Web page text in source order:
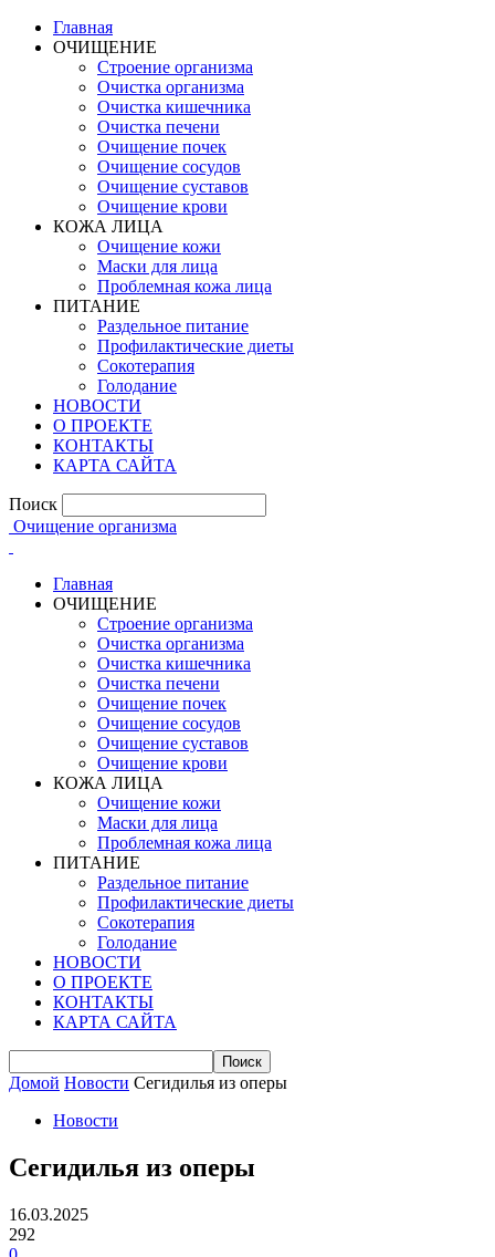
Главная
ОЧИЩЕНИЕ
Строение организма
Очистка организма
Очистка кишечника
Очистка печени
Очищение почек
Очищение сосудов
Очищение суставов
Очищение крови
КОЖА ЛИЦА
Очищение кожи
Маски для лица
Проблемная кожа лица
ПИТАНИЕ
Раздельное питание
Профилактические диеты
Сокотерапия
Голодание
НОВОСТИ
О ПРОЕКТЕ
КОНТАКТЫ
КАРТА САЙТА
Поиск
Очищение организма
Главная
ОЧИЩЕНИЕ
Строение организма
Очистка организма
Очистка кишечника
Очистка печени
Очищение почек
Очищение сосудов
Очищение суставов
Очищение крови
КОЖА ЛИЦА
Очищение кожи
Маски для лица
Проблемная кожа лица
ПИТАНИЕ
Раздельное питание
Профилактические диеты
Сокотерапия
Голодание
НОВОСТИ
О ПРОЕКТЕ
КОНТАКТЫ
КАРТА САЙТА
Домой Новости Сегидилья из оперы
Новости
Сегидилья из оперы
16.03.2025
292